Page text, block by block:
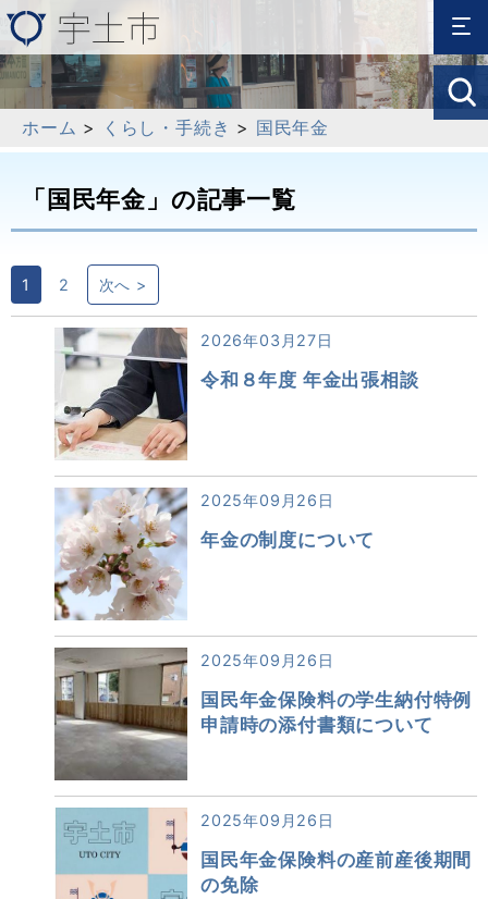
ホーム > くらし・手続き > 国民年金
「国民年金」の記事一覧
1 2 次へ >
2026年03月27日
令和８年度 年金出張相談
2025年09月26日
年金の制度について
2025年09月26日
国民年金保険料の学生納付特例
申請時の添付書類について
2025年09月26日
国民年金保険料の産前産後期間
の免除